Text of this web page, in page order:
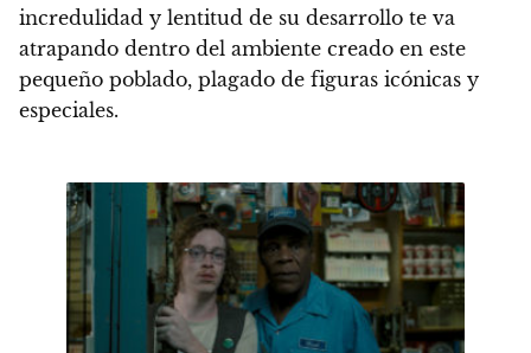
incredulidad y lentitud de su desarrollo te va
atrapando dentro del ambiente creado en este
pequeño poblado, plagado de figuras icónicas y
especiales.